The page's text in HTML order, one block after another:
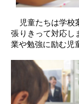
児童たちは学校
張りきって対応し
業や勉強に励む児